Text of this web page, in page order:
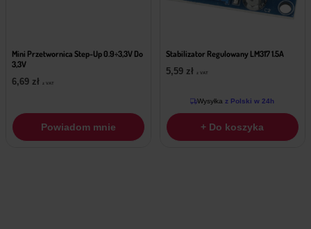
Mini Przetwornica Step-Up 0.9÷3,3V Do
3,3V
6,69 zł z VAT
Powiadom mnie
Stabilizator Regulowany LM317 1.5A
5,59 zł z VAT
Wysyłka z Polski w 24h
+ Do koszyka